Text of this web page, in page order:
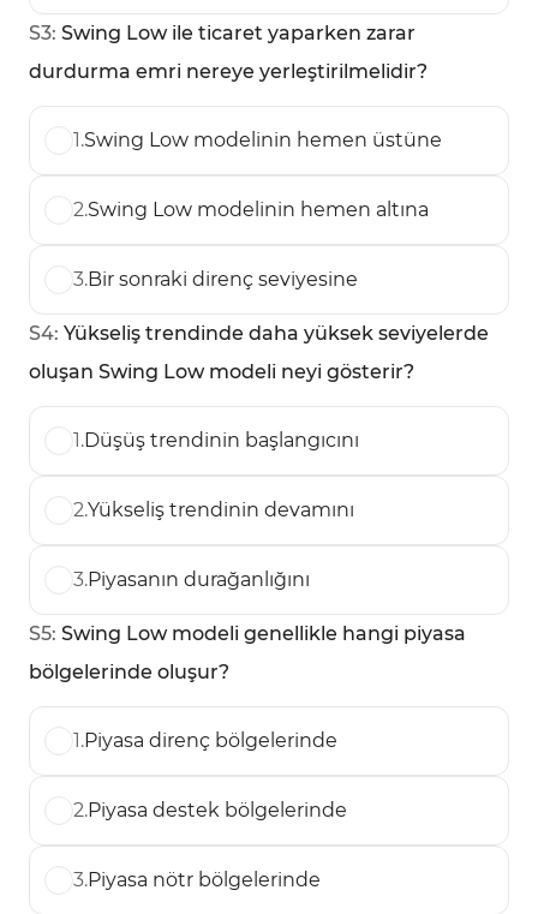
S3: Swing Low ile ticaret yaparken zarar
durdurma emri nereye yerleştirilmelidir?
1.Swing Low modelinin hemen üstüne
2.Swing Low modelinin hemen altına
3.Bir sonraki direnç seviyesine
S4: Yükseliş trendinde daha yüksek seviyelerde
oluşan Swing Low modeli neyi gösterir?
1.Düşüş trendinin başlangıcını
2.Yükseliş trendinin devamını
3.Piyasanın durağanlığını
S5: Swing Low modeli genellikle hangi piyasa
bölgelerinde oluşur?
1.Piyasa direnç bölgelerinde
2.Piyasa destek bölgelerinde
3.Piyasa nötr bölgelerinde